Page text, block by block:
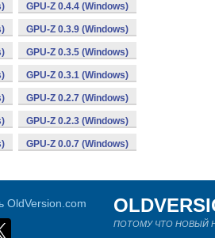
GPU-Z 0.4.4 (Windows)
GPU-Z 0.3.9 (Windows)
GPU-Z 0.3.5 (Windows)
GPU-Z 0.3.1 (Windows)
GPU-Z 0.2.7 (Windows)
GPU-Z 0.2.3 (Windows)
GPU-Z 0.0.7 (Windows)
OldVersion.com
ПОТОМУ ЧТО НОВЫЙ